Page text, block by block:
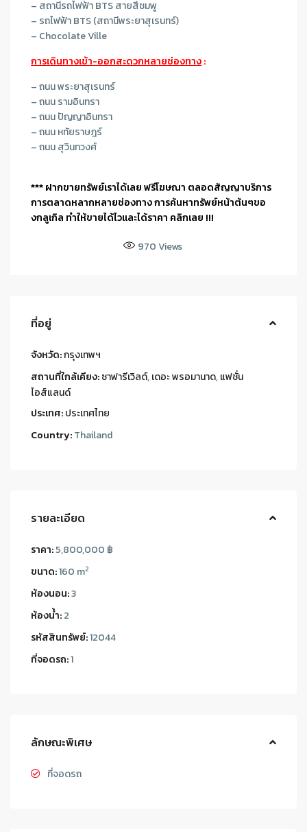
– สถานีรถไฟฟ้า BTS สายสีชมพู
– รถไฟฟ้า BTS (สถานีพระยาสุเรนทร์)
– Chocolate Ville
การเดินทางเข้า-ออกสะดวกหลายช่องทาง:
– ถนน พระยาสุเรนทร์
– ถนน รามอินทรา
– ถนน ปัญญาอินทรา
– ถนน หทัยราษฎร์
– ถนน สุวินทวงศ์
*** ฝากขายทรัพย์เราได้เลย ฟรีโฆษณา ตลอดสัญญาบริการ
การตลาดหลากหลายช่องทาง การค้นหาทรัพย์หน้าต้นๆขอ
งกลูเกิล ทำให้ขายได้ไวและได้ราคา คลิกเลย !!!
970Views
ที่อยู่
จังหวัด:กรุงเทพฯ
สถานที่ใกล้เคียง:ซาฟารีเวิลด์,เดอะ พรอมานาด,แฟชั่น
ไอส์แลนด์
ประเทศ:ประเทศไทย
Country:Thailand
รายละเอียด
ราคา:5,800,000 ฿
ขนาด:160 m2
ห้องนอน:3
ห้องน้ำ:2
รหัสสินทรัพย์:12044
ที่จอดรถ:1
ลักษณะพิเศษ
ที่จอดรถ